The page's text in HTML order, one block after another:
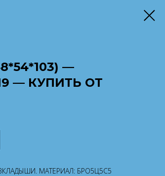
—
— КУПИТЬ ОТ
МАТЕРИАЛ: БРО5Ц5С5